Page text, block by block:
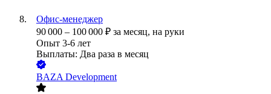
Офис-менеджер
90 000 – 100 000 ₽ за месяц, на руки
Опыт 3-6 лет
Выплаты: Два раза в месяц
BAZA Development